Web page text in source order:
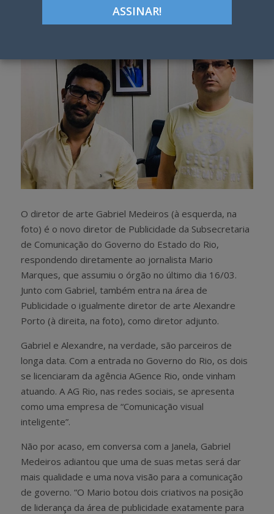
O diretor de arte Gabriel Medeiros (à esquerda, na
foto) é o novo diretor de Publicidade da Subsecretaria
de Comunicação do Governo do Estado do Rio,
respondendo diretamente ao jornalista Mario
Marques, que assumiu o órgão no último dia 16/03.
Junto com Gabriel, também entra na área de
Publicidade o igualmente diretor de arte Alexandre
Porto (à direita, na foto), como diretor adjunto.
Gabriel e Alexandre, na verdade, são parceiros de
longa data. Com a entrada no Governo do Rio, os dois
se licenciaram da agência AGence Rio, onde vinham
atuando. A AG Rio, nas redes sociais, se apresenta
como uma empresa de “Comunicação visual
inteligente”.
Não por acaso, em conversa com a Janela, Gabriel
Medeiros adiantou que uma de suas metas será dar
mais qualidade e uma nova visão para a comunicação
de governo. “O Mario botou dois criativos na posição
de liderança da área de publicidade exatamente para